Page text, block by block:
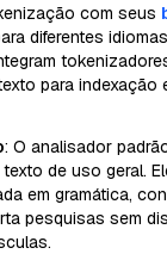
com seus
diferentes
para indexação
: O analisador
de uso geral.
em gramática,
pesquisas sem